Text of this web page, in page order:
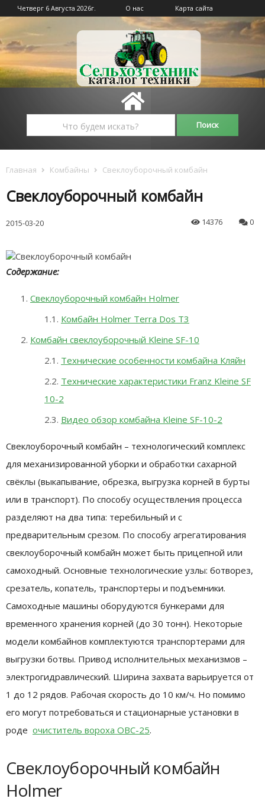
Четверг 6 Августа 2026г. О нас Карта сайта
Главная Комбайны Свеклоуборочный комбайн
Свеклоуборочный комбайн
2015-03-20 14376 0
Содержание:
Свеклоуборочный комбайн Holmer
Комбайн Holmer Terra Dos T3
Комбайн свеклоуборочный Kleine SF-10
Технические особенности комбайна Кляйн
Технические характеристики Franz Kleine SF
10-2
Видео обзор комбайна Kleine SF-10-2
Свеклоуборочный комбайн – технологический комплекс
для механизированной уборки и обработки сахарной
свёклы (выкапывание, обрезка, выгрузка корней в бурты
или в транспорт). По способу осуществления процесса
разделяют на два типа: теребильный и с
предварительным срезом. По способу агрегатирования
свеклоуборочный комбайн может быть прицепной или
самоходный. Основные технологические узлы: ботворез,
срезатель, копатель, транспортеры и подъемники.
Самоходные машины оборудуются бункерами для
временного хранения корней (до 30 тонн). Некоторые
модели комбайнов комплектуются транспортерами для
выгрузки ботвы. Привод исполнительных механизмов –
электрогидравлический. Ширина захвата варьируется от
1 до 12 рядов. Рабочая скорость до 10 км/ч. Но помимо
его могут потребоваться и стационарные установки в
роде очиститель вороха ОВС-25.
Свеклоуборочный комбайн
Holmer